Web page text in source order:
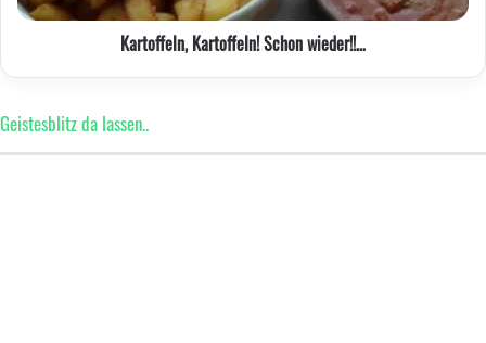
Kartoffeln, Kartoffeln! Schon wieder!!…
Geistesblitz da lassen..